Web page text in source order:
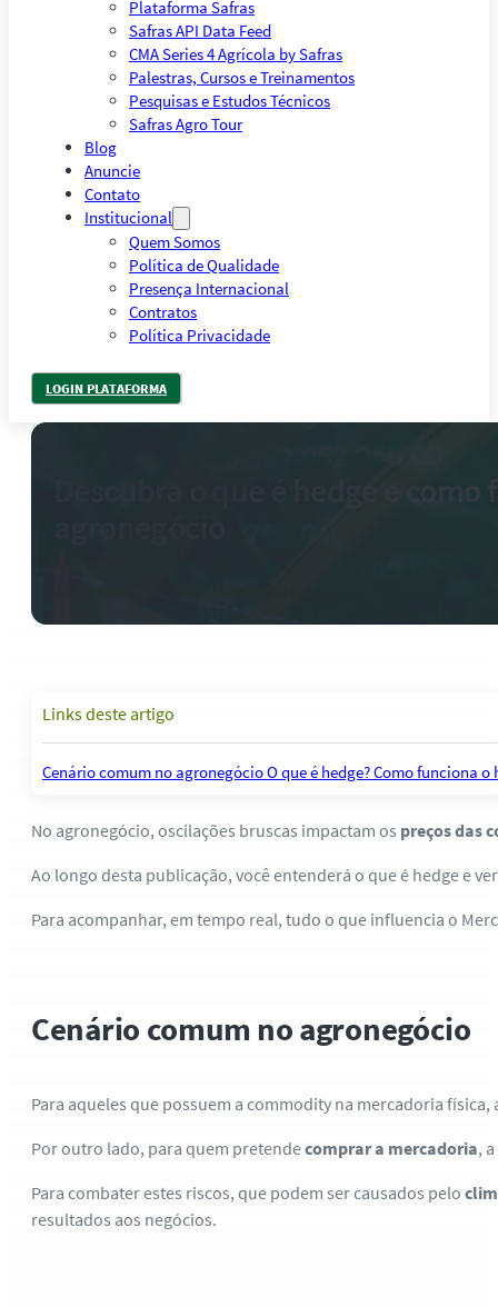
Plataforma Safras
Safras API Data Feed
CMA Series 4 Agrícola by Safras
Palestras, Cursos e Treinamentos
Pesquisas e Estudos Técnicos
Safras Agro Tour
Blog
Anuncie
Contato
Institucional
Quem Somos
Política de Qualidade
Presença Internacional
Contratos
Política Privacidade
LOGIN PLATAFORMA
Links deste artigo
Cenário comum no agronegócioO que é hedge?Como funciona o
No agronegócio, oscilações bruscas impactam os preços das
Ao longo desta publicação, você entenderá o que é hedge e
Para acompanhar, em tempo real, tudo o que influencia o
Cenário comum no agronegócio
Para aqueles que possuem a commodity na mercadoria física,
Por outro lado, para quem pretendecomprar a mercadoria,
Para combater estes riscos, que podem ser causados pelo
resultados aos negócios.